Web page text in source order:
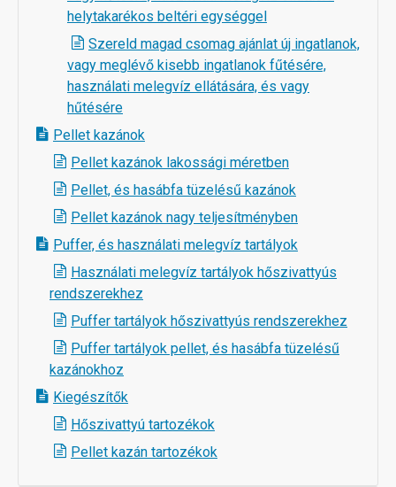
helytakarékos beltéri egységgel
Szereld magad csomag ajánlat új ingatlanok,
vagy meglévő kisebb ingatlanok fűtésére,
használati melegvíz ellátására, és vagy
hűtésére
Pellet kazánok
Pellet kazánok lakossági méretben
Pellet, és hasábfa tüzelésű kazánok
Pellet kazánok nagy teljesítményben
Puffer, és használati melegvíz tartályok
Használati melegvíz tartályok hőszivattyús
rendszerekhez
Puffer tartályok hőszivattyús rendszerekhez
Puffer tartályok pellet, és hasábfa tüzelésű
kazánokhoz
Kiegészítők
Hőszivattyú tartozékok
Pellet kazán tartozékok